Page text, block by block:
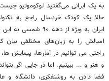
به یک ایرانی می‌گفتید لوکوموتیو
حالا یک کودک خردسال راجع به
ایران به ویژه از
امیالش را به زبان‌های مختلفی
راحتی می توانیم در آمارها، پیمایش
و هنر و ... ببینیم. اما در جایی اگر
فضا دادن به روشنفکری، دانشگاه و